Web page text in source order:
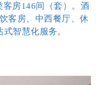
房146间（套）。酒
客房、中西餐厅、休
智慧化服务。